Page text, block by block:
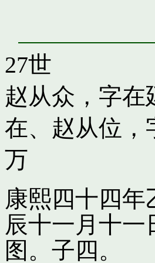
27世
赵从众，字在
在、 赵从位，
万
康熙四十四
辰十一月十
图。子四。